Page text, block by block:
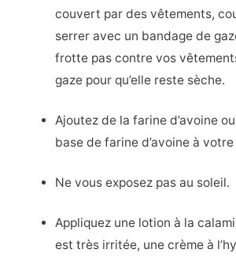
couvert par des vêtements,
serrer avec un bandage de
frotte pas contre vos
gaze pour qu’elle reste sèche.
Ajoutez de la farine d’avoine
base de farine d’avoine à
Ne vous exposez pas au soleil.
Appliquez une lotion à la
est très irritée, une crème à